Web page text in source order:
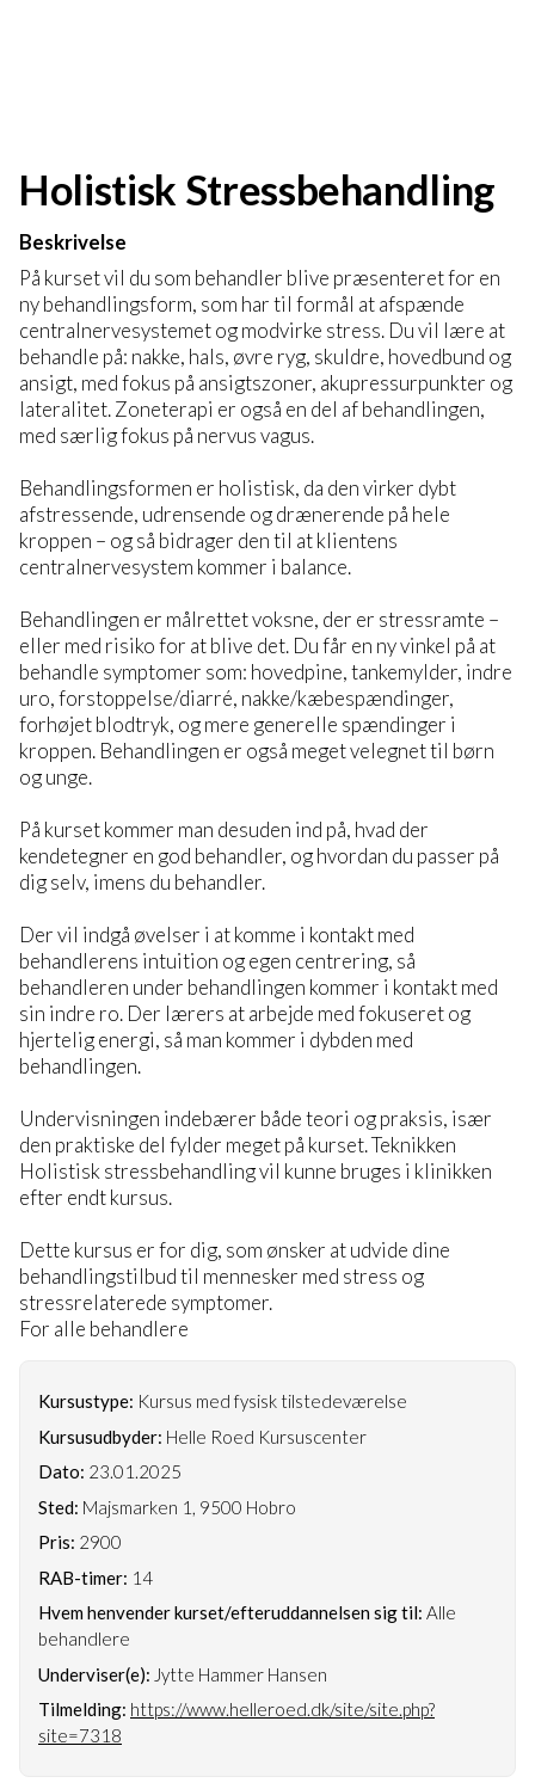
Holistisk Stressbehandling
Beskrivelse
På kurset vil du som behandler blive præsenteret for en
ny behandlingsform, som har til formål at afspænde
centralnervesystemet og modvirke stress. Du vil lære at
behandle på: nakke, hals, øvre ryg, skuldre, hovedbund og
ansigt, med fokus på ansigtszoner, akupressurpunkter og
lateralitet. Zoneterapi er også en del af behandlingen,
med særlig fokus på nervus vagus.
Behandlingsformen er holistisk, da den virker dybt
afstressende, udrensende og drænerende på hele
kroppen – og så bidrager den til at klientens
centralnervesystem kommer i balance.
Behandlingen er målrettet voksne, der er stressramte –
eller med risiko for at blive det. Du får en ny vinkel på at
behandle symptomer som: hovedpine, tankemylder, indre
uro, forstoppelse/diarré, nakke/kæbespændinger,
forhøjet blodtryk, og mere generelle spændinger i
kroppen. Behandlingen er også meget velegnet til børn
og unge.
På kurset kommer man desuden ind på, hvad der
kendetegner en god behandler, og hvordan du passer på
dig selv, imens du behandler.
Der vil indgå øvelser i at komme i kontakt med
behandlerens intuition og egen centrering, så
behandleren under behandlingen kommer i kontakt med
sin indre ro. Der lærers at arbejde med fokuseret og
hjertelig energi, så man kommer i dybden med
behandlingen.
Undervisningen indebærer både teori og praksis, især
den praktiske del fylder meget på kurset. Teknikken
Holistisk stressbehandling vil kunne bruges i klinikken
efter endt kursus.
Dette kursus er for dig, som ønsker at udvide dine
behandlingstilbud til mennesker med stress og
stressrelaterede symptomer.
For alle behandlere
Kursustype: Kursus med fysisk tilstedeværelse
Kursusudbyder: Helle Roed Kursuscenter
Dato: 23.01.2025
Sted: Majsmarken 1, 9500 Hobro
Pris: 2900
RAB-timer: 14
Hvem henvender kurset/efteruddannelsen sig til: Alle
behandlere
Underviser(e): Jytte Hammer Hansen
Tilmelding: https://www.helleroed.dk/site/site.php?
site=7318